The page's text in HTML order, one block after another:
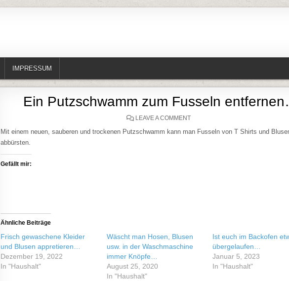
IMPRESSUM
Ein Putzschwamm zum Fusseln
LEAVE A COMMENTON EIN PUTZSCHWAMM ZUM
Mit einem neuen, sauberen und trockenen Putzschwamm kann man Fusseln von T Shirts und
abbürsten.
Gefällt mir:
Ähnliche Beiträge
Frisch gewaschene Kleider
und Blusen appretieren…
Dezember 19, 2022
In "Haushalt"
Wäscht man Hosen, Blusen
usw. in der Waschmaschine
immer Knöpfe…
August 25, 2020
In "Haushalt"
Ist euch im Backofen
übergelaufen…
Januar 5, 2023
In "Haushalt"